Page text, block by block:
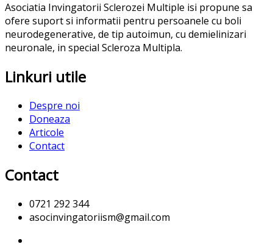
Asociatia Invingatorii Sclerozei Multiple isi propune sa
ofere suport si informatii pentru persoanele cu boli
neurodegenerative, de tip autoimun, cu demielinizari
neuronale, in special Scleroza Multipla.
Linkuri utile
Despre noi
Doneaza
Articole
Contact
Contact
0721 292 344
asocinvingatoriism@gmail.com